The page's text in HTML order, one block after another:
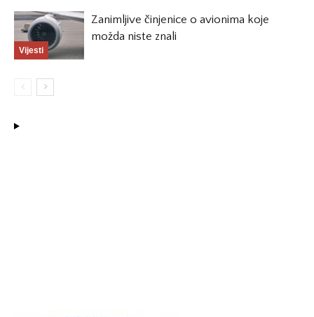
Vijesti
Zanimljive činjenice o avionima koje
možda niste znali